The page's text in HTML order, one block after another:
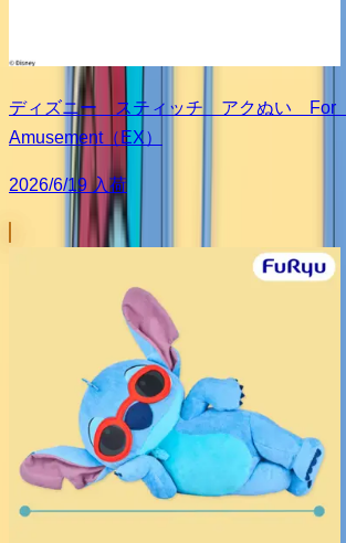
ディズニー スティッチ アクぬい For
Amusement（EX）
2026/6/19 入荷